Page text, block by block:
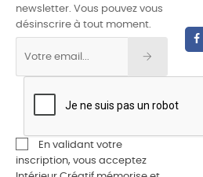
newsletter. Vous pouvez vous
désinscrire à tout moment.
En validant votre
inscription, vous acceptez